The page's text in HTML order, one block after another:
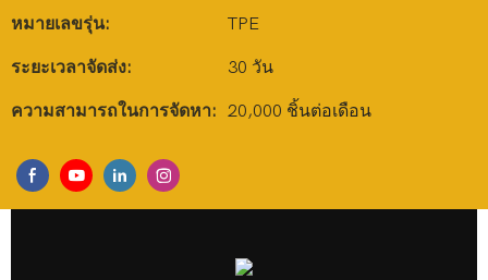
หมายเลขรุ่น: TPE
ระยะเวลาจัดส่ง: 30 วัน
ความสามารถในการจัดหา: 20,000 ชิ้นต่อเดือน